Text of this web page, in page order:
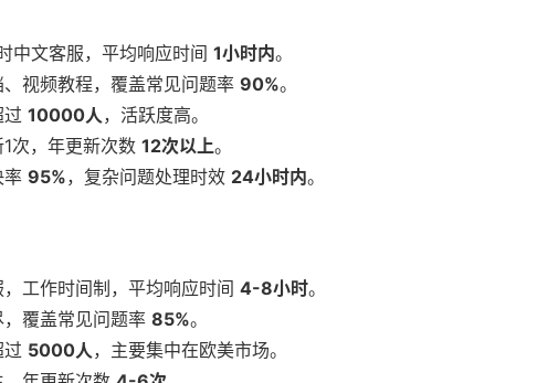
中文客服，平均响应时间 1小时内。
视频教程，覆盖常见问题率 90%。
10000人，活跃度高。
次，年更新次数 12次以上。
率 95%，复杂问题处理时效 24小时内。
工作时间制，平均响应时间 4-8小时。
覆盖常见问题率 85%。
5000人，主要集中在欧美市场。